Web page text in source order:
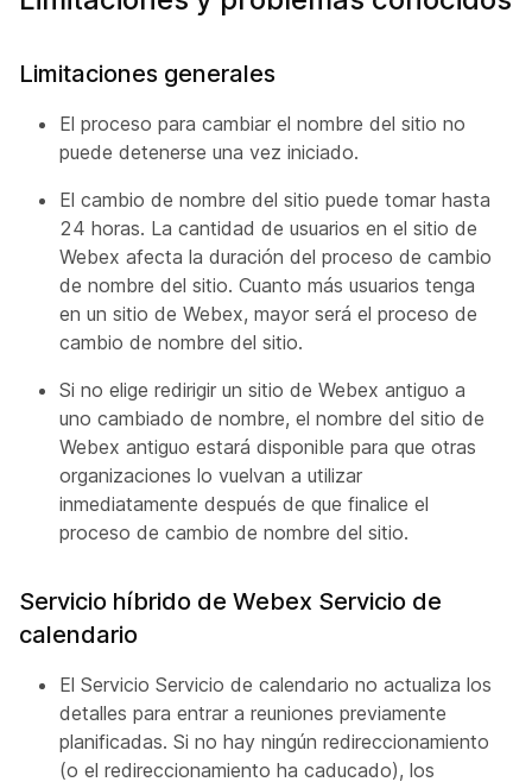
Limitaciones generales
El proceso para cambiar el nombre del sitio no
puede detenerse una vez iniciado.
El cambio de nombre del sitio puede tomar hasta
24 horas. La cantidad de usuarios en el sitio de
Webex afecta la duración del proceso de cambio
de nombre del sitio. Cuanto más usuarios tenga
en un sitio de Webex, mayor será el proceso de
cambio de nombre del sitio.
Si no elige redirigir un sitio de Webex antiguo a
uno cambiado de nombre, el nombre del sitio de
Webex antiguo estará disponible para que otras
organizaciones lo vuelvan a utilizar
inmediatamente después de que finalice el
proceso de cambio de nombre del sitio.
Servicio híbrido de Webex Servicio de
calendario
El Servicio Servicio de calendario no actualiza los
detalles para entrar a reuniones previamente
planificadas. Si no hay ningún redireccionamiento
(o el redireccionamiento ha caducado), los